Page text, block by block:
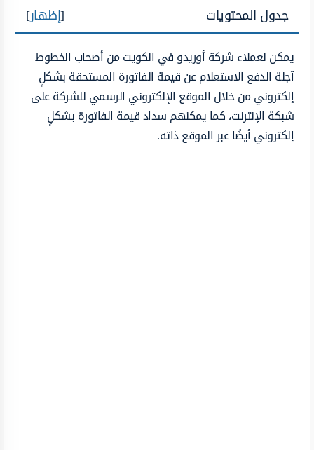
جدول المحتويات [إظهار]
يمكن لعملاء شركة أوريدو في الكويت من أصحاب الخطوط
آجلة الدفع الاستعلام عن قيمة الفاتورة المستحقة بشكلٍ
إلكتروني من خلال الموقع الإلكتروني الرسمي للشركة على
شبكة الإنترنت، كما يمكنهم سداد قيمة الفاتورة بشكلٍ
إلكتروني أيضًا عبر الموقع ذاته.